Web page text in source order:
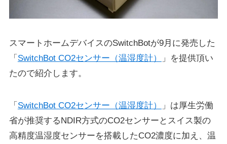
スマートホームデバイスのSwitchBotが9月に発売した
「 SwitchBot CO2センサー（温湿度計）
」を提供頂い
たので紹介します。
「 SwitchBot CO2センサー（温湿度計）
」は厚生労働
省が推奨するNDIR方式のCO2センサーとスイス製の
高精度温湿度センサーを搭載したCO2濃度に加え、温